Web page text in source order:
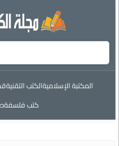
المكتبة الإسلاميةالكتب التقنية
كتب فلسفة